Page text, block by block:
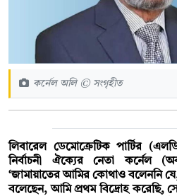
কর্নেল অলি © সংগৃহীত
লিবারেল ডেমোক্রেটিক পার্টির
নির্বাচনী ঐক্যের নেতা
‘জামায়াতের আমির কোথাও বলেননি
বলেছেন, আমি প্রথম বিদ্রোহ করেছি,